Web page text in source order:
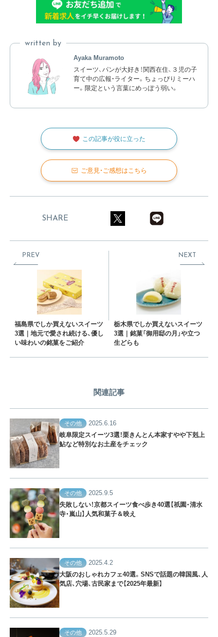
written by
Ayaka Muramoto
スイーツ、パンが大好き！関西在住、３児の子
育て中の広報・ライター。ちょっぴりミーハ
ー。限定という言葉にめっぽう弱い。
この記事が役に立った
ご意見・ご感想はこちら
SHARE
PREV
福島県でしか買えないスイーツ
3選｜地元で愛され続ける、優し
い味わいの銘菓をご紹介
NEXT
栃木県でしか買えないスイーツ
3選｜銘菓「御用邸の月」や立つ
生どらも
関連記事
その他
2025.6.16
岐阜限定スイーツ3選！栗きんとん本家すやや下剋上
鮎など特別なお土産をチェック
その他
2025.9.5
失敗しない！京都スイーツ食べ歩き40選【祇園・清水
寺・嵐山】人気和菓子＆映え
その他
2025.4.2
大阪のおしゃれカフェ40選。SNSで話題の韓国風、人
気店、穴場、古民家まで【2025年最新】
その他
2025.5.29